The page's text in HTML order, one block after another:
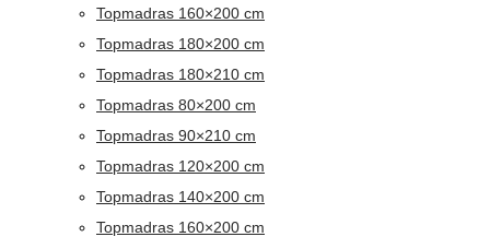
Topmadras 160×200 cm
Topmadras 180×200 cm
Topmadras 180×210 cm
Topmadras 80×200 cm
Topmadras 90×210 cm
Topmadras 120×200 cm
Topmadras 140×200 cm
Topmadras 160×200 cm